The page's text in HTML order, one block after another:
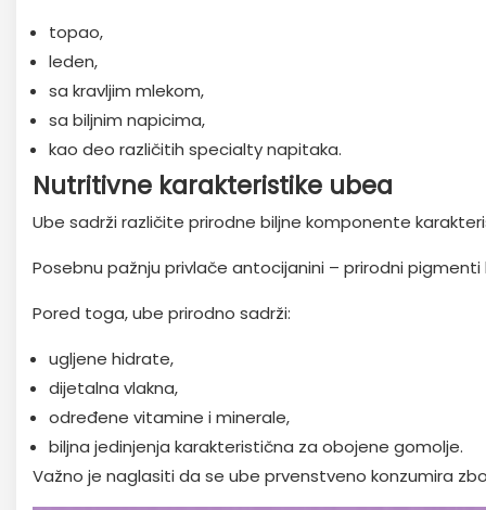
topao,
leden,
sa kravljim mlekom,
sa biljnim napicima,
kao deo različitih specialty napitaka.
Nutritivne karakteristike ubea
Ube sadrži različite prirodne biljne komponente
Posebnu pažnju privlače antocijanini – prirodni
Pored toga, ube prirodno sadrži:
ugljene hidrate,
dijetalna vlakna,
određene vitamine i minerale,
biljna jedinjenja karakteristična za obojene gomolje.
Važno je naglasiti da se ube prvenstveno konzumira